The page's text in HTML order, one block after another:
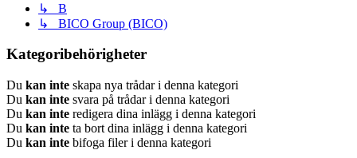
↳ B
↳ BICO Group (BICO)
Kategoribehörigheter
Du kan inte skapa nya trådar i denna kategori
Du kan inte svara på trådar i denna kategori
Du kan inte redigera dina inlägg i denna kategori
Du kan inte ta bort dina inlägg i denna kategori
Du kan inte bifoga filer i denna kategori